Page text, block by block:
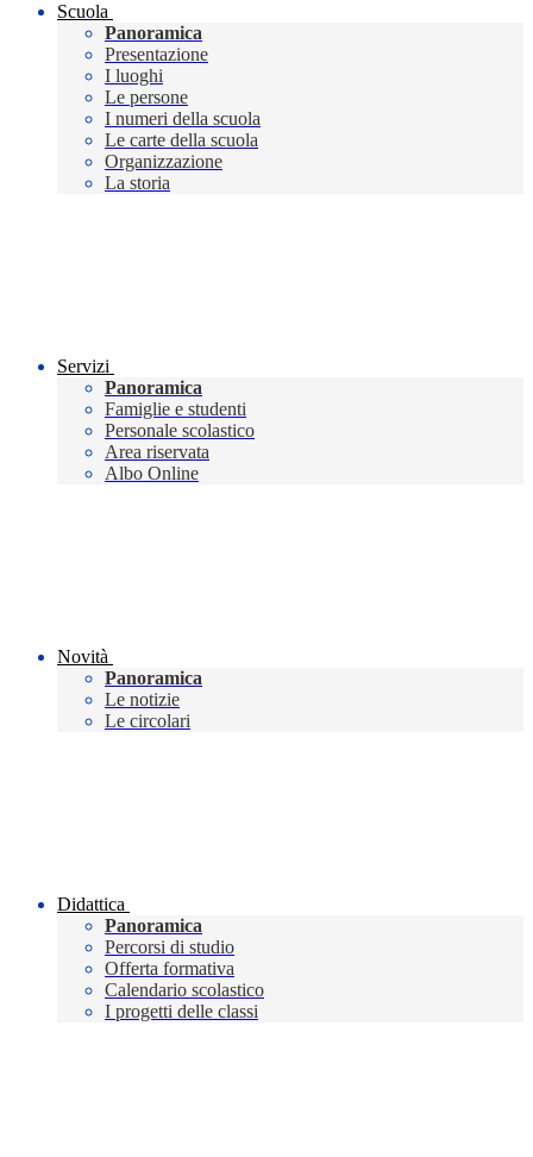
Scuola
Panoramica
Presentazione
I luoghi
Le persone
I numeri della scuola
Le carte della scuola
Organizzazione
La storia
Servizi
Panoramica
Famiglie e studenti
Personale scolastico
Area riservata
Albo Online
Novità
Panoramica
Le notizie
Le circolari
Didattica
Panoramica
Percorsi di studio
Offerta formativa
Calendario scolastico
I progetti delle classi